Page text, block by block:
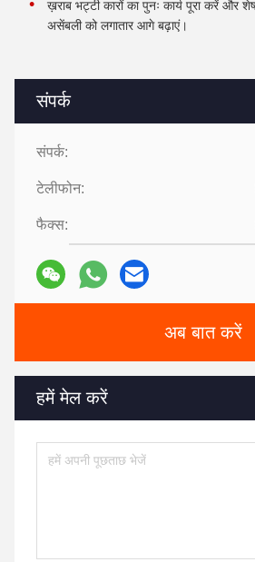
संपर्क
संपर्क:
टेलीफोन:
फैक्स:
अब बात करें
हमें मेल करें
ख़राब भट्टी कारों का पुनः कार्य पूरा करें और
असेंबली को लगातार आगे बढ़ाएं।